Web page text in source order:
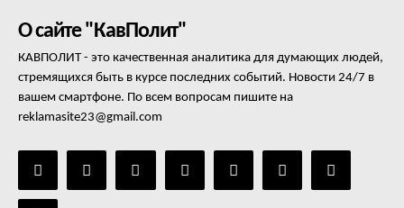
О сайте "КавПолит"
КАВПОЛИТ - это качественная аналитика для думающих людей,
стремящихся быть в курсе последних событий. Новости 24/7 в
вашем смартфоне. По всем вопросам пишите на
reklamasite23@gmail.com